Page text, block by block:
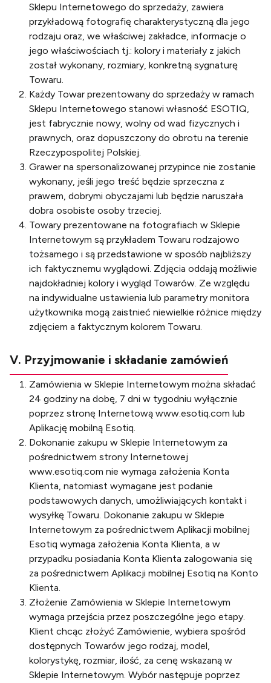
Sklepu Internetowego do sprzedaży, zawiera
przykładową fotografię charakterystyczną dla jego
rodzaju oraz, we właściwej zakładce, informacje o
jego właściwościach tj.: kolory i materiały z jakich
został wykonany, rozmiary, konkretną sygnaturę
Towaru.
Każdy Towar prezentowany do sprzedaży w ramach
Sklepu Internetowego stanowi własność ESOTIQ,
jest fabrycznie nowy, wolny od wad fizycznych i
prawnych, oraz dopuszczony do obrotu na terenie
Rzeczypospolitej Polskiej.
Grawer na spersonalizowanej przypince nie zostanie
wykonany, jeśli jego treść będzie sprzeczna z
prawem, dobrymi obyczajami lub będzie naruszała
dobra osobiste osoby trzeciej.
Towary prezentowane na fotografiach w Sklepie
Internetowym są przykładem Towaru rodzajowo
tożsamego i są przedstawione w sposób najbliższy
ich faktycznemu wyglądowi. Zdjęcia oddają możliwie
najdokładniej kolory i wygląd Towarów. Ze względu
na indywidualne ustawienia lub parametry monitora
użytkownika mogą zaistnieć niewielkie różnice między
zdjęciem a faktycznym kolorem Towaru.
V. Przyjmowanie i składanie zamówień
Zamówienia w Sklepie Internetowym można składać
24 godziny na dobę, 7 dni w tygodniu wyłącznie
poprzez stronę Internetową www.esotiq.com lub
Aplikację mobilną Esotiq.
Dokonanie zakupu w Sklepie Internetowym za
pośrednictwem strony Internetowej
www.esotiq.com nie wymaga założenia Konta
Klienta, natomiast wymagane jest podanie
podstawowych danych, umożliwiających kontakt i
wysyłkę Towaru. Dokonanie zakupu w Sklepie
Internetowym za pośrednictwem Aplikacji mobilnej
Esotiq wymaga założenia Konta Klienta, a w
przypadku posiadania Konta Klienta zalogowania się
za pośrednictwem Aplikacji mobilnej Esotiq na Konto
Klienta.
Złożenie Zamówienia w Sklepie Internetowym
wymaga przejścia przez poszczególne jego etapy.
Klient chcąc złożyć Zamówienie, wybiera spośród
dostępnych Towarów jego rodzaj, model,
kolorystykę, rozmiar, ilość, za cenę wskazaną w
Sklepie Internetowym. Wybór następuje poprzez